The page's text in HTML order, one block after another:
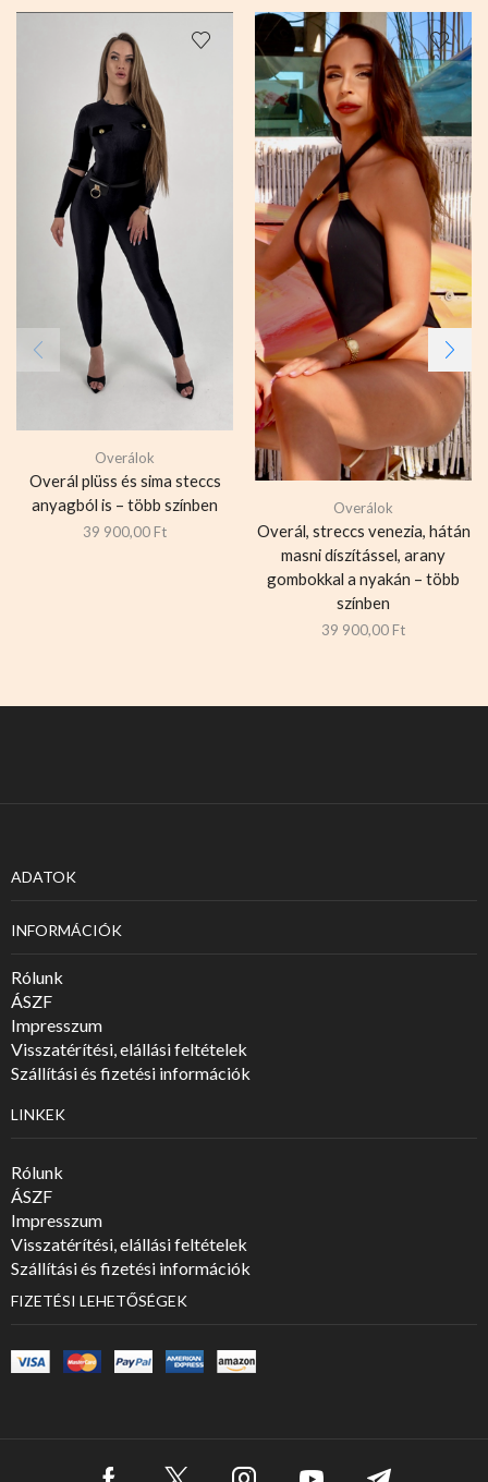
Overálok
Overál plüss és sima steccs
anyagból is – több színben
39 900,00 Ft
Overálok
Overál, streccs venezia, hátán
masni díszítássel, arany
gombokkal a nyakán – több
színben
39 900,00 Ft
ADATOK
INFORMÁCIÓK
Rólunk
ÁSZF
Impresszum
Visszatérítési, elállási feltételek
Szállítási és fizetési információk
LINKEK
Rólunk
ÁSZF
Impresszum
Visszatérítési, elállási feltételek
Szállítási és fizetési információk
FIZETÉSI LEHETŐSÉGEK